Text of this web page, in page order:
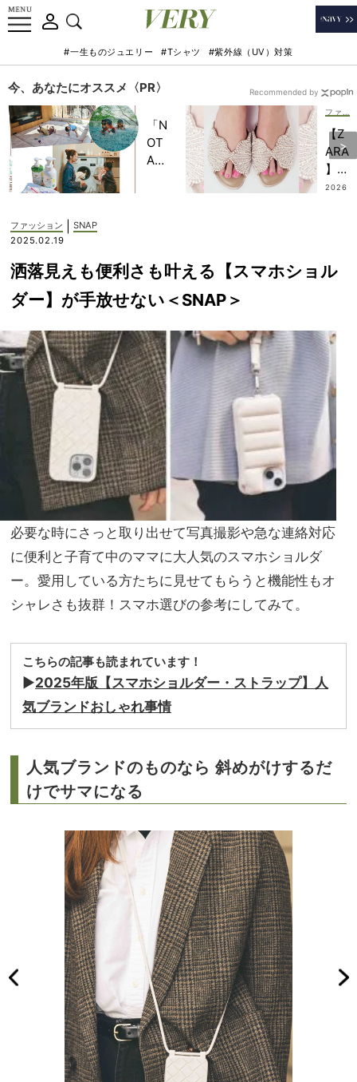
#一生ものジュエリー #Tシャツ #紫外線（UV）対策
今、あなたにオススメ〈PR〉
「N
OT
A
記憶
に一
生残
【極
上の
家族
旅】
を
【Z
ARA
】も
可愛
ル」
テー
ルが
トレ
ンド
2026
Recommended by
ファッション
SNAP
2025.02.19
洒落見えも便利さも叶える【スマホショル
ダー】が手放せない＜SNAP＞
必要な時にさっと取り出せて写真撮影や急な連絡対応
に便利と子育て中のママに大人気のスマホショルダ
ー。愛用している方たちに見せてもらうと機能性もオ
シャレさも抜群！スマホ選びの参考にしてみて。
こちらの記事も読まれています！
▶︎2025年版【スマホショルダー・ストラップ】人
気ブランドおしゃれ事情
人気ブランドのものなら 斜めがけするだ
けでサマになる